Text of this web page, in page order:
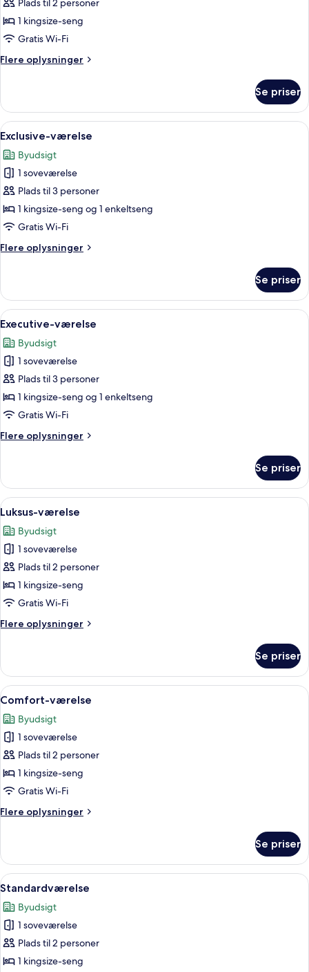
Classic-
værelse
Plads til 2 personer
1 kingsize-seng
Gratis Wi-Fi
Flere oplysninger
Flere
værelse
Se priser
Indlæs
alle
billeder
af
Exclusive-
værelse
10
Exclusive-værelse
Byudsigt
1 soveværelse
Plads til 3 personer
1 kingsize-seng og 1 enkeltseng
Gratis Wi-Fi
Flere oplysninger
Flere
værelse
Se priser
Indlæs
alle
billeder
af
Executive-
værelse
Et moderne hotelværelse med seng,
10
Executive-værelse
Byudsigt
1 soveværelse
Plads til 3 personer
1 kingsize-seng og 1 enkeltseng
Gratis Wi-Fi
Flere oplysninger
Flere
værelse
Se priser
Indlæs
alle
billeder
af
Luksus-
værelse
Et moderne soveværelse med en
9
Luksus-værelse
Byudsigt
1 soveværelse
Plads til 2 personer
1 kingsize-seng
Gratis Wi-Fi
Flere oplysninger
Flere
værelse
Se priser
Indlæs
alle
billeder
af
Comfort-
værelse
11
Comfort-værelse
Byudsigt
1 soveværelse
Plads til 2 personer
1 kingsize-seng
Gratis Wi-Fi
Flere oplysninger
Flere
værelse
Se priser
Indlæs
alle
billeder
af
Standardværelse
Et moderne soveværelse med en
7
Standardværelse
Byudsigt
1 soveværelse
Plads til 2 personer
1 kingsize-seng